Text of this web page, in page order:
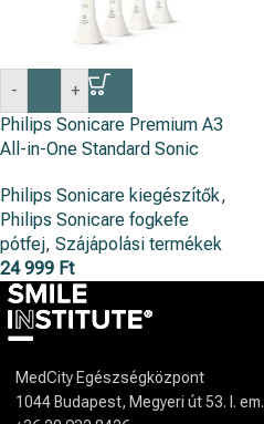
-
+
Philips Sonicare Premium A3
All-in-One Standard Sonic
Philips Sonicare kiegészítők,
Philips Sonicare fogkefe
pótfej, Szájápolási termékek
24 999 Ft
MedCity Egészségközpont
1044 Budapest, Megyeri út 53. I. em.